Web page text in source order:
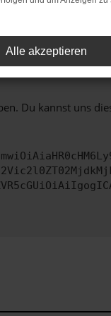
mehr unterstützt
Du kannst uns
Alle akzeptieren